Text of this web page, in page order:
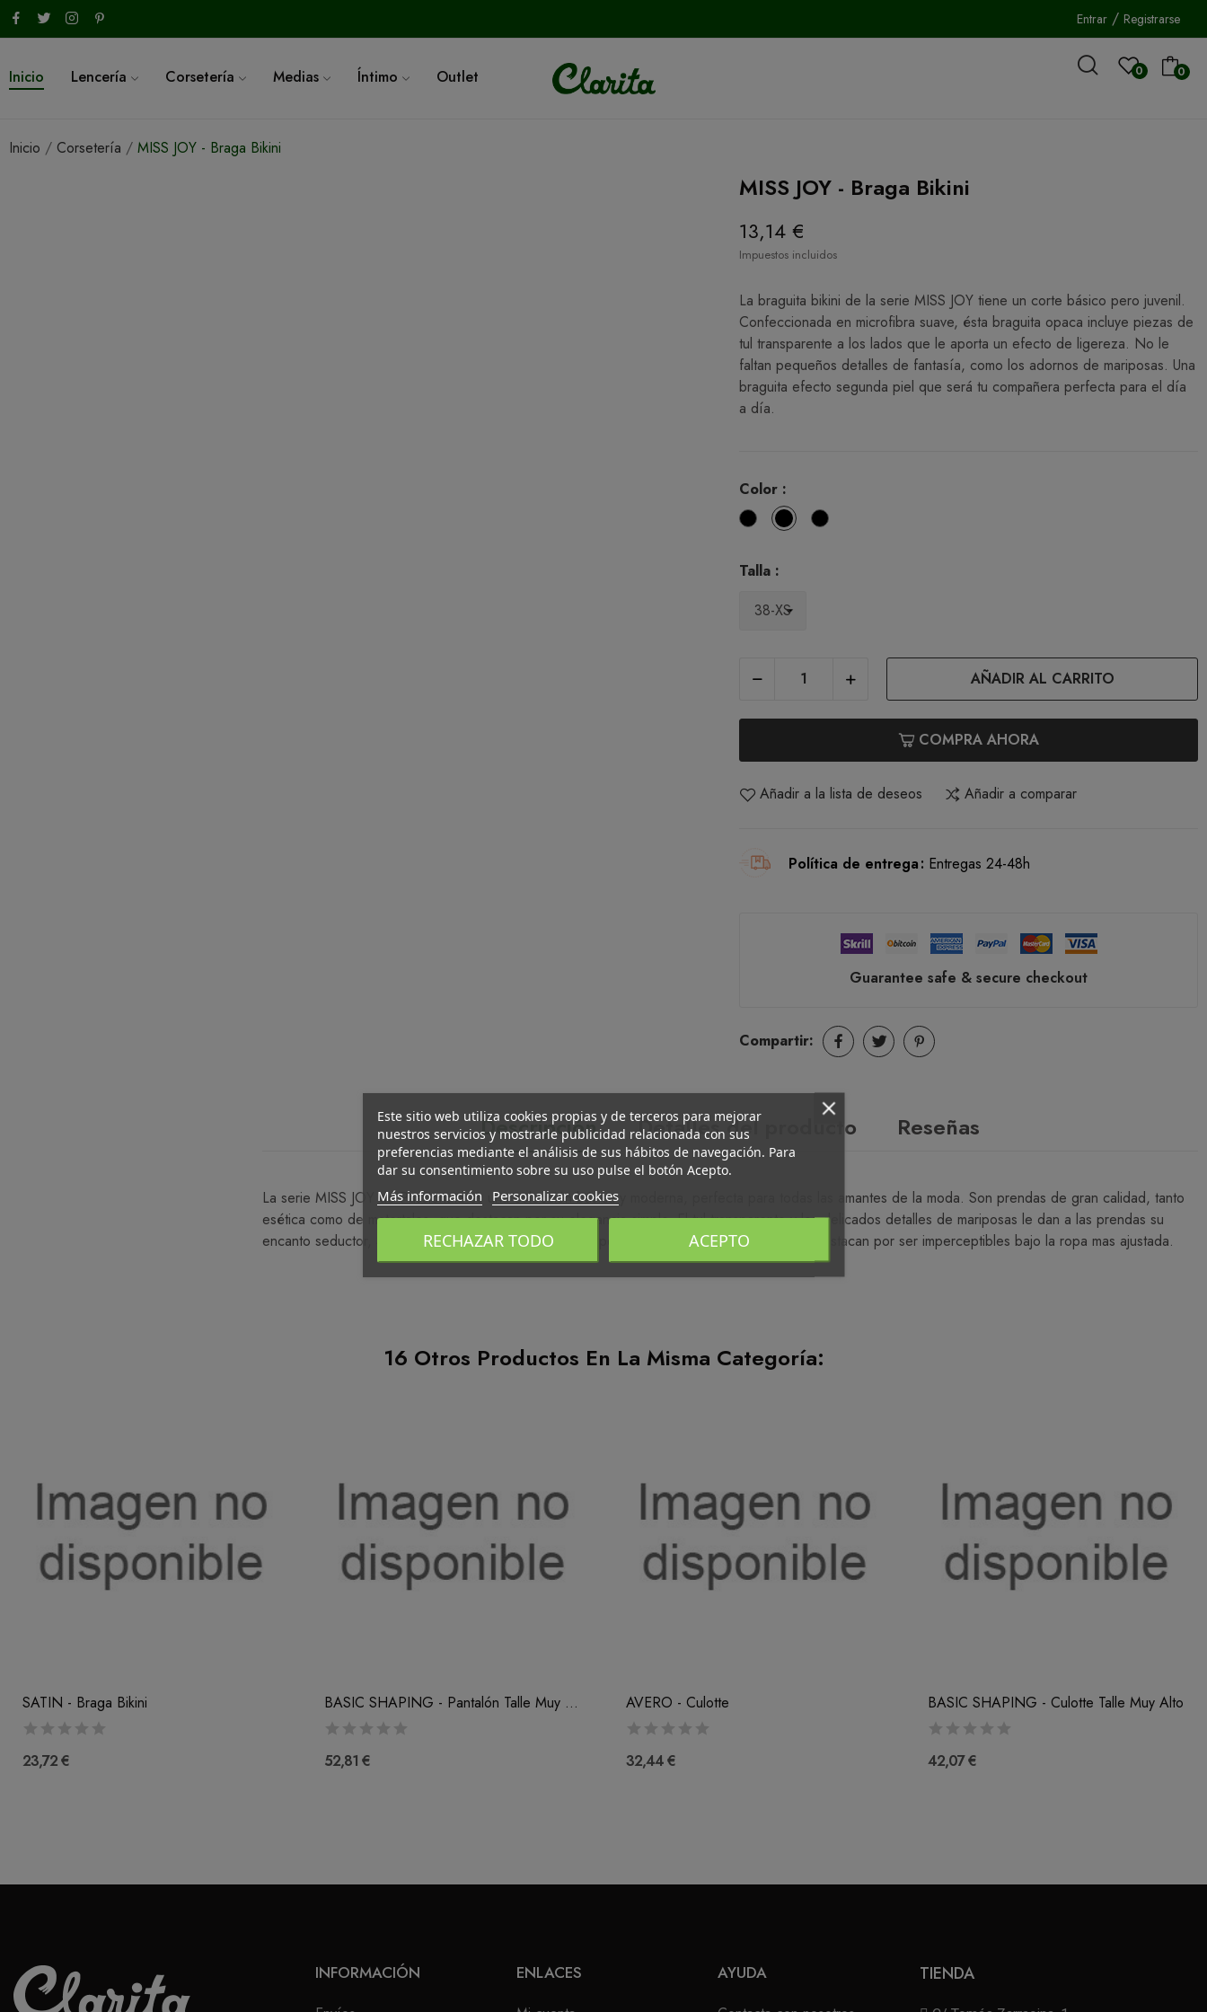
Entrar/ Registrarse
Inicio Lencería Corsetería Medias Íntimo Outlet 0 0
Inicio Corsetería MISS JOY - Braga Bikini
MISS JOY - Braga Bikini
13,14 €
Impuestos incluidos
La braguita bikini de la serie MISS JOY tiene un corte básico pero juvenil.
Confeccionada en microfibra suave, ésta braguita opaca incluye piezas de
tul transparente a los lados que le aporta un efecto de ligereza. No le
faltan pequeños detalles de fantasía, como los adornos de mariposas. Una
braguita efecto segunda piel que será tu compañera perfecta para el día
a día.
Color :
BlancoNegroDuna
Talla :
AÑADIR AL CARRITO
COMPRA AHORA
Añadir a la lista de deseos Añadir a comparar
Política de entrega Entregas 24-48h
Guarantee safe & secure checkout
Compartir:
Descripción Detalles del producto Reseñas
La serie MISS JOY de Passionata es una colección básica y moderna, perfecta para todas las amantes de la moda. Son prendas de gran calidad, tanto
esética como de matertales, que destacan por su elegancia simple. El tul transparente y los delicados detalles de mariposas le dan a las prendas su
encanto seductor, Son prendas que se adaptan al cuerpo femenino a la perfección y que destacan por ser imperceptibles bajo la ropa mas ajustada.
16 Otros Productos En La Misma Categoría:
SATIN - Braga Bikini
23,72 €
BASIC SHAPING - Pantalón Talle Muy Alto
52,81 €
AVERO - Culotte
32,44 €
BASIC SHAPING - Culotte Talle Muy Alto
42,07 €
INFORMACIÓN ENLACES AYUDA TIENDA
Este sitio web utiliza cookies propias y de terceros para mejorar
nuestros servicios y mostrarle publicidad relacionada con sus
preferencias mediante el análisis de sus hábitos de navegación. Para
dar su consentimiento sobre su uso pulse el botón Acepto.
Más información Personalizar cookies
RECHAZAR TODO ACEPTO